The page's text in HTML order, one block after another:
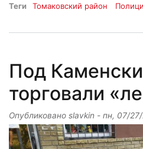
Теги Томаковский район
Под
торговали
Опубликовано slavkin - пн, 07/